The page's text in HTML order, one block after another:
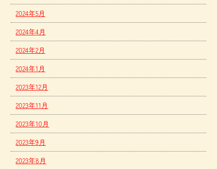
2024年5月
2024年4月
2024年2月
2024年1月
2023年12月
2023年11月
2023年10月
2023年9月
2023年8月